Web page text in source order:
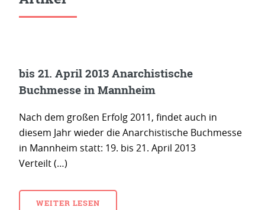
bis 21. April 2013 Anarchistische
Buchmesse in Mannheim
Nach dem großen Erfolg 2011, findet auch in
diesem Jahr wieder die Anarchistische Buchmesse
in Mannheim statt: 19. bis 21. April 2013
Verteilt (…)
WEITER LESEN